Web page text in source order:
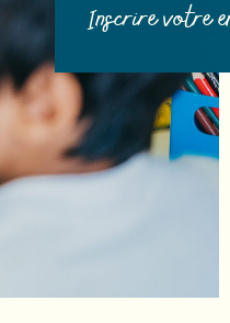
Inscrire votre